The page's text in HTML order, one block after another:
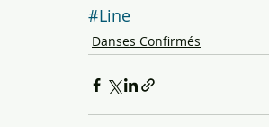
#Line
Danses Confirmés